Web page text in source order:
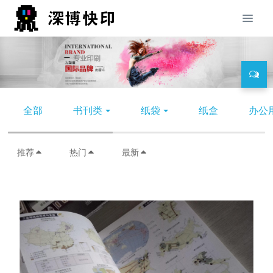
全部 书刊类 纸袋 纸盒 办公
推荐 热门 最新